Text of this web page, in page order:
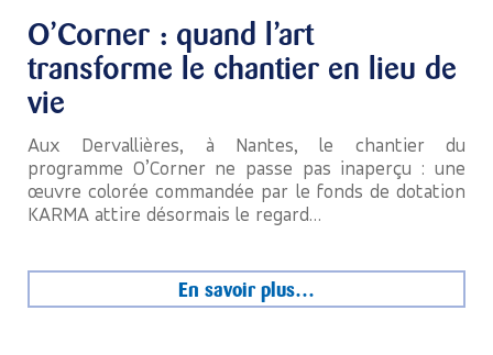
O’Corner : quand l’art
transforme le chantier en lieu de
vie
Aux Dervallières, à Nantes, le chantier du
programme O’Corner ne passe pas inaperçu : une
œuvre colorée commandée par le fonds de dotation
KARMA attire désormais le regard…
En savoir plus…